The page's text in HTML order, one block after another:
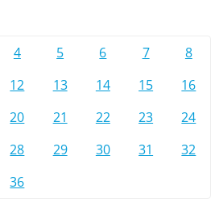
4 5 6 7
8
12 13 14 15
16
20 21 22 23
24
28 29 30 31
32
36